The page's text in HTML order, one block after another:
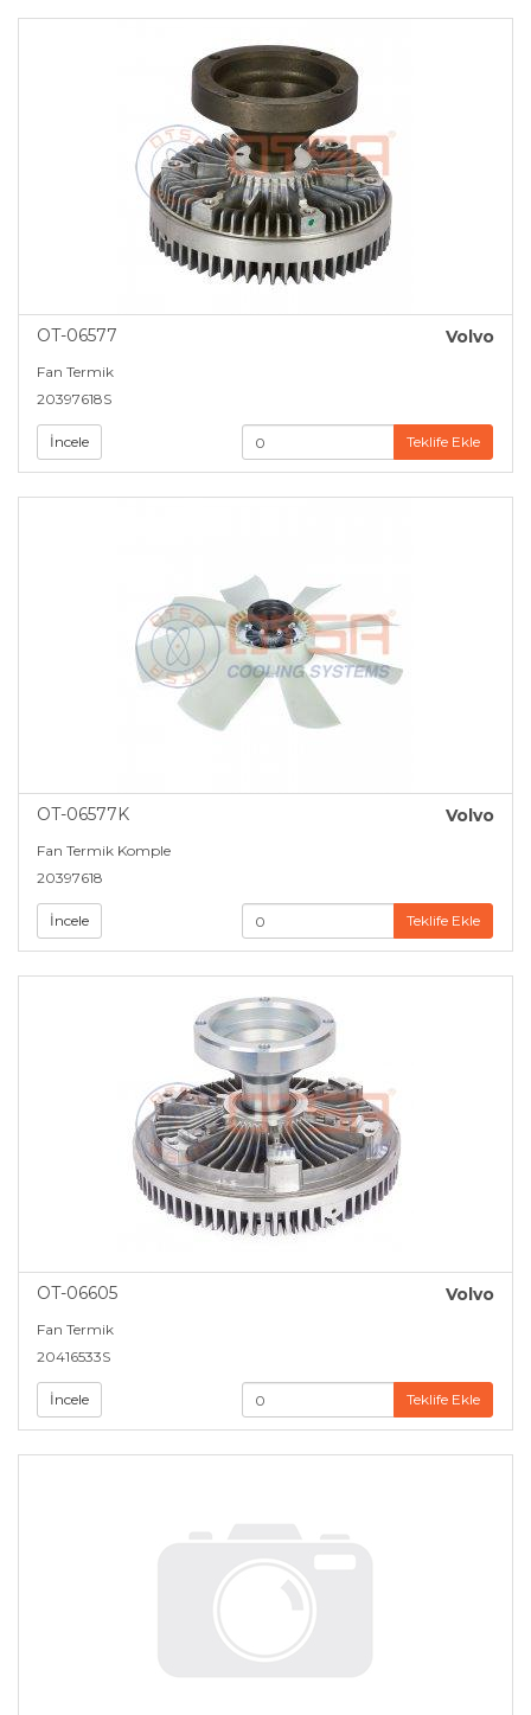
OT-06577 Volvo
Fan Termik
20397618S
İncele Teklife Ekle
OT-06577K Volvo
Fan Termik Komple
20397618
İncele Teklife Ekle
OT-06605 Volvo
Fan Termik
20416533S
İncele Teklife Ekle